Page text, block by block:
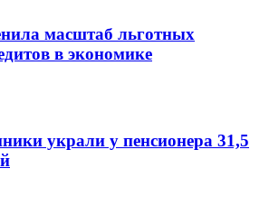
масштаб льготных
в экономике
украли у пенсионера 31,5